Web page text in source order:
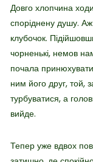
Довго хлопчина
споріднену душу.
клубочок.
чорненькі, немов
почала
ним його друг, той,
турбуватися, а
вийде.
Тепер уже вдвох